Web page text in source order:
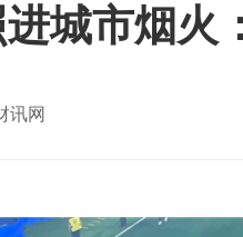
城市烟火
讯网